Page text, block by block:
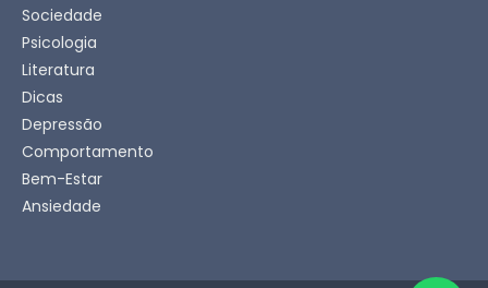
Sociedade
Psicologia
Literatura
Dicas
Depressão
Comportamento
Bem-Estar
Ansiedade